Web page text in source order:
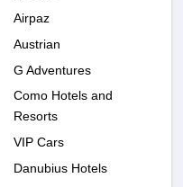
Airpaz
Austrian
G Adventures
Como Hotels and
Resorts
VIP Cars
Danubius Hotels